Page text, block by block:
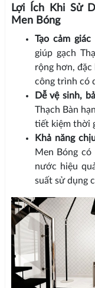
Lợi Ích Khi Sử
Men Bóng
Tạo cảm
giúp gạch
rộng hơn,
công trình có
Dễ vệ sinh,
Thạch Bàn
tiết kiệm thời
Khả năng
Men Bóng
nước hiệu
suất sử dụng